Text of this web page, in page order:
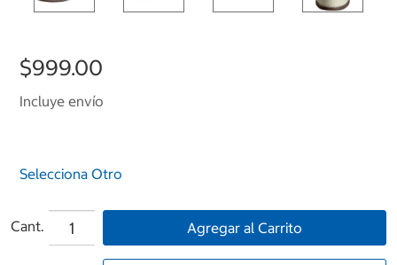
$999.00
Incluye envío
Selecciona Otro
Cant. Agregar al Carrito